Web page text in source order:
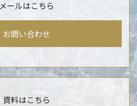
メールはこちら
お問い合わせ
資料はこちら